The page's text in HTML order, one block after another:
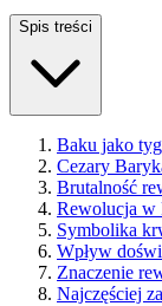
Spis treści
Baku jako
Cezary
Brutalność
Rewolucja w
Symbolika
Wpływ
Znaczenie
Najczęściej